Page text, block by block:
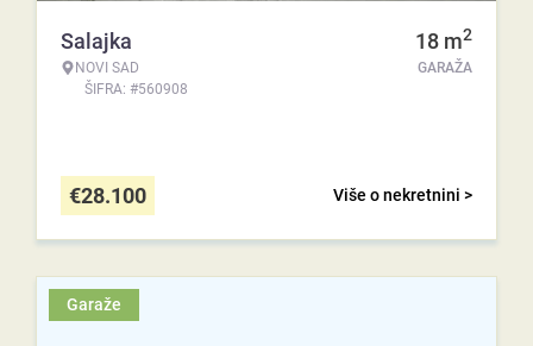
Salajka
NOVI SAD
ŠIFRA: #560908
18 m2
GARAŽA
Više o nekretnini >
€28.100
Garaže